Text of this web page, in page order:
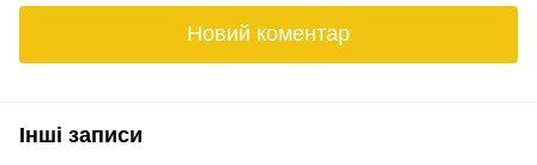
Новий коментар
Інші записи